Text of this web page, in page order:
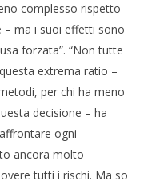
rimozione
complesso rispetto
– ma i suoi effetti sono
forzata”. “Non tutte
extrema ratio –
per chi ha meno
decisione – ha
ogni
ancora molto
tutti i rischi. Ma so